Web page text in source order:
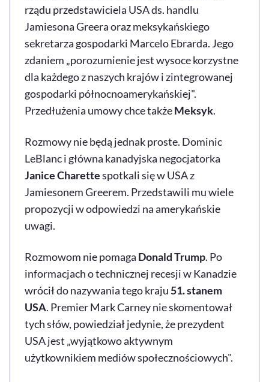
rządu przedstawiciela USA ds. handlu
Jamiesona Greera oraz meksykańskiego
sekretarza gospodarki Marcelo Ebrarda. Jego
zdaniem „porozumienie jest wysoce korzystne
dla każdego z naszych krajów i zintegrowanej
gospodarki północnoamerykańskiej".
Przedłużenia umowy chce takżeMeksyk.
Rozmowy nie będą jednak proste. Dominic
LeBlanc i główna kanadyjska negocjatorka
Janice Charettespotkali się w USA z
Jamiesonem Greerem. Przedstawili mu wiele
propozycji w odpowiedzi na amerykańskie
uwagi.
Rozmowom nie pomaga Donald Trump. Po
informacjach o technicznej recesji w Kanadzie
wrócił do nazywania tego kraju 51. stanem
USA. Premier Mark Carney nie skomentował
tych słów, powiedział jedynie, że prezydent
USA jest „wyjątkowo aktywnym
użytkownikiem mediów społecznościowych".